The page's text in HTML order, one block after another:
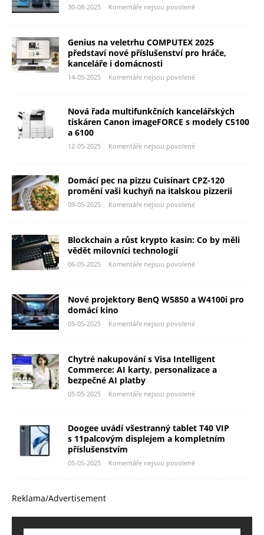
30-08-2025 Komentáře nejsou povolené
Genius na veletrhu COMPUTEX 2025
představí nové příslušenství pro hráče,
kanceláře i domácnosti
14-05-2025 Komentáře nejsou povolené
Nová řada multifunkčních kancelářských
tiskáren Canon imageFORCE s modely C5100
a 6100
12-05-2025 Komentáře nejsou povolené
Domácí pec na pizzu Cuisinart CPZ-120
promění vaši kuchyň na italskou pizzerii
09-05-2025 Komentáře nejsou povolené
Blockchain a růst krypto kasin: Co by měli
vědět milovníci technologií
06-05-2025 Komentáře nejsou povolené
Nové projektory BenQ W5850 a W4100i pro
domácí kino
05-05-2025 Komentáře nejsou povolené
Chytré nakupování s Visa Intelligent
Commerce: AI karty, personalizace a
bezpečné AI platby
05-05-2025 Komentáře nejsou povolené
Doogee uvádí všestranný tablet T40 VIP
s 11palcovým displejem a kompletním
příslušenstvím
05-05-2025 Komentáře nejsou povolené
Reklama/Advertisement